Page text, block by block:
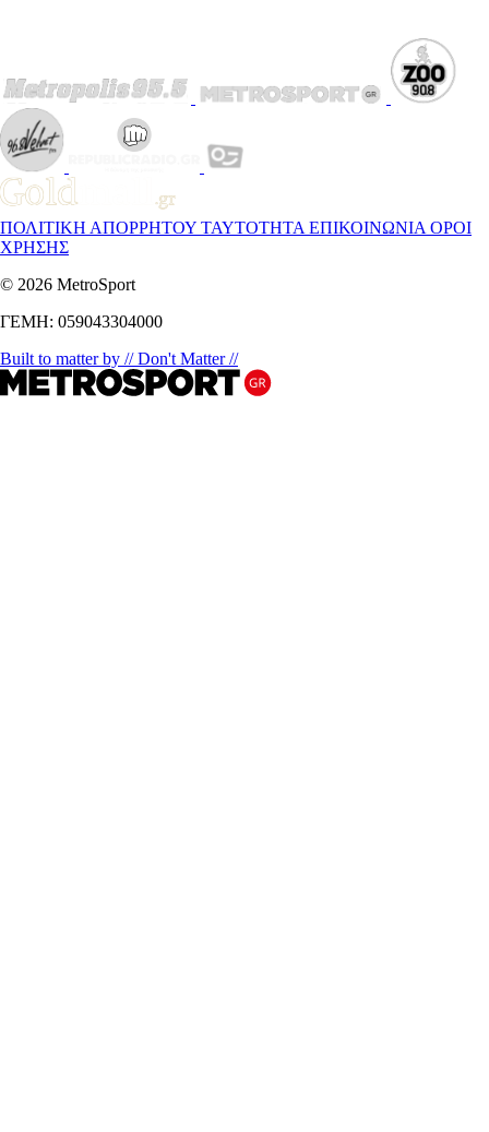
ΠΟΛΙΤΙΚΗ ΑΠΟΡΡΗΤΟΥ ΤΑΥΤΟΤΗΤΑ ΕΠΙΚΟΙΝΩΝΙΑ ΟΡΟΙ
ΧΡΗΣΗΣ
© 2026 MetroSport
ΓΕΜΗ: 059043304000
Built to matter by // Don't Matter //